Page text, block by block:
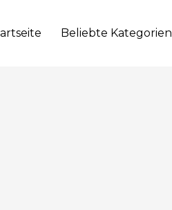
Beliebte Kategorien